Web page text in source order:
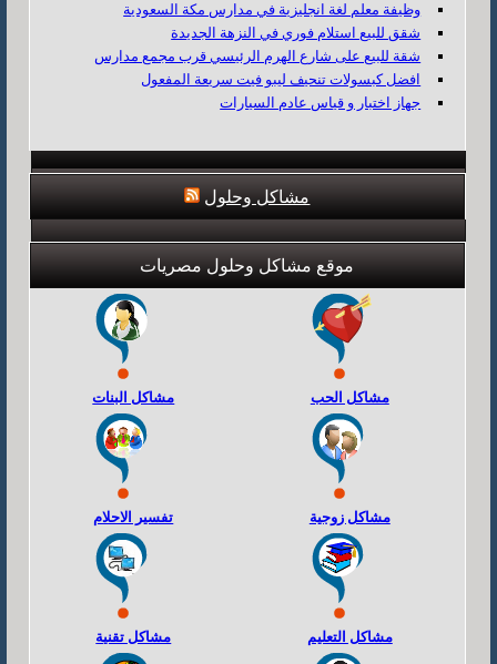
وظيفة معلم لغة انجليزية في مدارس مكة السعودية
شقق للبيع استلام فوري في النزهة الجديدة
شقة للبيع على شارع الهرم الرئيسي قرب مجمع مدارس
افضل كبسولات تنحيف ليبو فيت سريعة المفعول
جهاز اختبار و قياس عادم السيارات
مشاكل وحلول
موقع مشاكل وحلول مصريات
مشاكل البنات مشاكل الحب
تفسير الاحلام مشاكل زوجية
مشاكل تقنية مشاكل التعليم